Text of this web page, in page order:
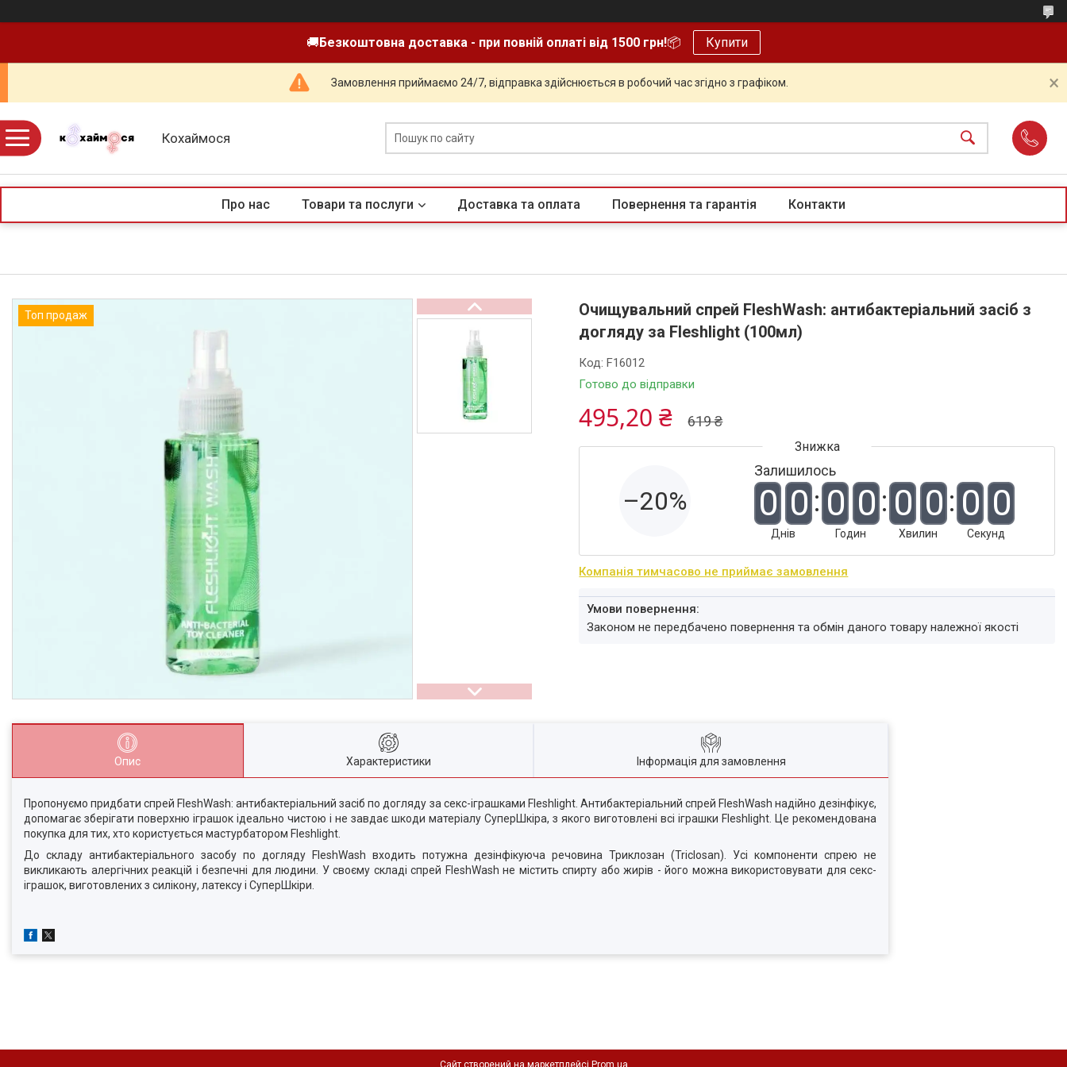
🚚Безкоштовна доставка - при повній оплаті від 1500 грн!📦 Купити
Замовлення приймаємо 24/7, відправка здійснюється в робочий час згідно з графіком.
Кохаймося
Про нас Товари та послуги Доставка та оплата Повернення та гарантія Контакти
Топ продаж
Очищувальний спрей FleshWash: антибактеріальний засіб з
догляду за Fleshlight (100мл)
Готово до відправки
Код:F16012
619 ₴
495,20 ₴
–20%
Залишилось
0 0
Днів
0 0
Годин
0 0
Хвилин
0 0
Секунд
Компанія тимчасово не приймає замовлення
Законом не передбачено повернення та обмін даного товару належної якості
Опис Характеристики Інформація для замовлення
Пропонуємо придбати спрей FleshWash: антибактеріальний засіб по догляду за секс-іграшками Fleshlight. Антибактеріальний спрей FleshWash надійно дезінфікує,
допомагає зберігати поверхню іграшок ідеально чистою і не завдає шкоди матеріалу СуперШкіра, з якого виготовлені всі іграшки Fleshlight. Це рекомендована
покупка для тих, хто користується мастурбатором Fleshlight.
До складу антибактеріального засобу по догляду FleshWash входить потужна дезінфікуюча речовина Триклозан (Triclosan). Усі компоненти спрею не
викликають алергічних реакцій і безпечні для людини. У своєму складі спрей FleshWash не містить спирту або жирів - його можна використовувати для секс-
іграшок, виготовлених з силікону, латексу і СуперШкіри.
Сайт створений на маркетплейсі Prom.ua